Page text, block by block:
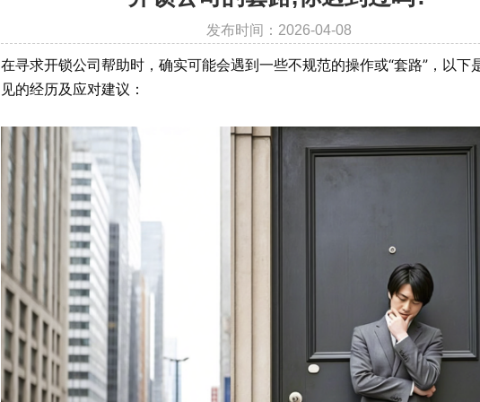
发布时间：2026-04-08
在寻求开锁公司帮助时，确实可能会遇到一些不规范的操作或“套路”，以下
见的经历及应对建议：